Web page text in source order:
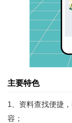
主要特色
1、资料查找便捷
容；